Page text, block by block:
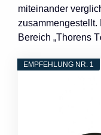
miteinander
zusammengestellt.
Bereich „Thorens
EMPFEHLUNG NR. 1